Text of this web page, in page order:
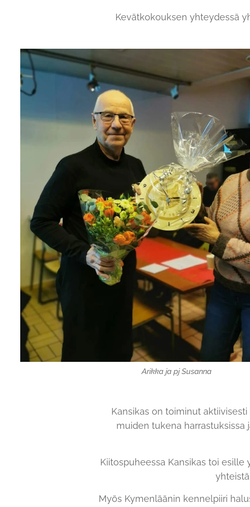
Kevätkokouksen yhteydessä
Arikka ja pj Susanna
Kansikas on toiminut
muiden tukena
Kiitospuheessa Kansikas toi
Myös Kymenläänin kennelpiiri